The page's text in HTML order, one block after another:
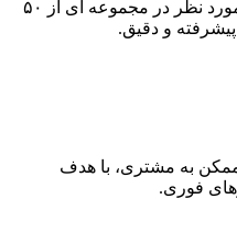
امکان جستجو و یافتن سریع کتاب مورد نظر در مجموعه ای از ۵۰
پیشرفته و دقیق.
به مشتری، با هدف
فوری.